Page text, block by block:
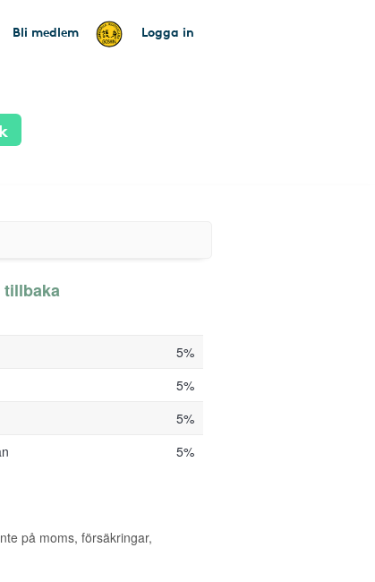
Bli medlem Logga in
tillbaka
5%
5%
5%
5%
på moms, försäkringar,